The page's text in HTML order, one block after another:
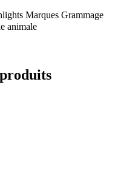
Marques Grammage
animale